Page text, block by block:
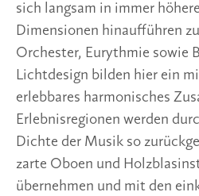
sich langsam in immer
Dimensionen hinaufführen
Orchester, Eurythmie sowie
Lichtdesign bilden hier ein
erlebbares harmonisches
Erlebnisregionen werden
Dichte der Musik so
zarte Oboen und
übernehmen und mit den